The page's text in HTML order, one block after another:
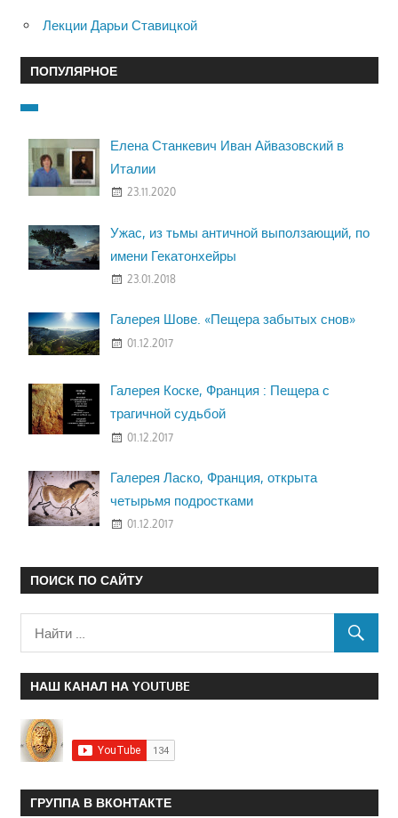
Лекции Дарьи Ставицкой
ПОПУЛЯРНОЕ
Елена Станкевич Иван Айвазовский в
Италии
23.11.2020
Ужас, из тьмы античной выползающий, по
имени Гекатонхейры
23.01.2018
Галерея Шове. «Пещера забытых снов»
01.12.2017
Галерея Коске, Франция : Пещера с
трагичной судьбой
01.12.2017
Галерея Ласко, Франция, открыта
четырьмя подростками
01.12.2017
ПОИСК ПО САЙТУ
НАШ КАНАЛ НА YOUTUBE
ГРУППА В ВКОНТАКТЕ